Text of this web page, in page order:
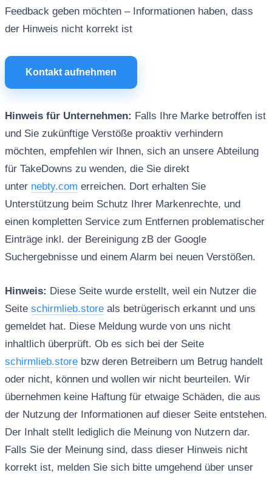
Feedback geben möchten – Informationen haben, dass
der Hinweis nicht korrekt ist
Kontakt aufnehmen
Hinweis für Unternehmen: Falls Ihre Marke betroffen ist
und Sie zukünftige Verstöße proaktiv verhindern
möchten, empfehlen wir Ihnen, sich an unsere Abteilung
für TakeDowns zu wenden, die Sie direkt
unter nebty.com erreichen. Dort erhalten Sie
Unterstützung beim Schutz Ihrer Markenrechte, und
einen kompletten Service zum Entfernen problematischer
Einträge inkl. der Bereinigung zB der Google
Suchergebnisse und einem Alarm bei neuen Verstößen.
Hinweis: Diese Seite wurde erstellt, weil ein Nutzer die
Seite schirmlieb.storeals betrügerisch erkannt und uns
gemeldet hat. Diese Meldung wurde von uns nicht
inhaltlich überprüft. Ob es sich bei der Seite
schirmlieb.storebzw deren Betreibern um Betrug handelt
oder nicht, können und wollen wir nicht beurteilen. Wir
übernehmen keine Haftung für etwaige Schäden, die aus
der Nutzung der Informationen auf dieser Seite entstehen.
Der Inhalt stellt lediglich die Meinung von Nutzern dar.
Falls Sie der Meinung sind, dass dieser Hinweis nicht
korrekt ist, melden Sie sich bitte umgehend über unser